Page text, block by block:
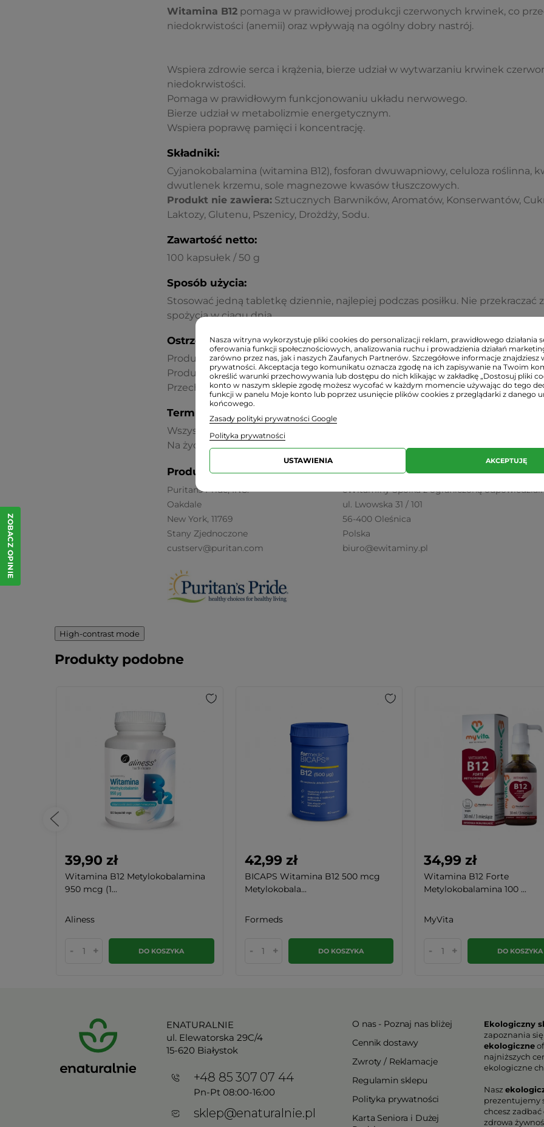
Witamina B12pomaga w prawidłowej produkcji czerwonych krwinek, co
niedokrwistości (anemii) oraz wpływają na ogólny dobry nastrój.
Wspiera zdrowie serca i krążenia, bierze udział w wytwarzaniu krwinek
niedokrwistości.
Pomaga w prawidłowym funkcjonowaniu układu nerwowego.
Bierze udział w metabolizmie energetycznym.
Wspiera poprawę pamięci i koncentrację.
Składniki:
Cyjanokobalamina (witamina B12), fosforan dwuwapniowy, celuloza roślinna,
dwutlenek krzemu, sole magnezowe kwasów tłuszczowych.
Produkt nie zawiera:Sztucznych Barwników, Aromatów, Konserwantów,
Laktozy, Glutenu, Pszenicy, Drożdży, Sodu.
Zawartość netto:
100 kapsułek / 50 g
Sposób użycia:
Stosować jedną tabletkę dziennie, najlepiej podczas posiłku. Nie przekraczać
spożycia w ciągu dnia.
Ostrzeżenia dotyczące bezpieczeństwa:
Produkt nie może być stosowany jako substytut prawidłowo zróżnicowanej
Produkt niewskazany dla kobiet w ciąży i karmiących.
Przechowywać w temperaturze pokojowej, w sposób niedostępny dla
Termin przydatności:
Wszystkie oferowane produkty są świeże o ile nie napisano inaczej w ofercie.
Na życzenie podajemy dokładny termin przydatności e-mailowo lub
Producent:
Puritans Pride, INC.
Oakdale
New York, 11769
Stany Zjednoczone
custserv@puritan.com
Podmiot odpowiedzialny:
eWitaminy Spółka z ograniczoną
ul. Lwowska 31 / 101
56-400 Oleśnica
Polska
biuro@ewitaminy.pl
High-contrast mode
Produkty podobne
39,90 zł
Witamina B12 Metylokobalamina
950 mcg (1...
Aliness
- + DO KOSZYKA
42,99 zł
BICAPS Witamina B12 500 mcg
Metylokobala...
Formeds
- + DO KOSZYKA
34,99 zł
Witamina B12 Forte
Metylokobalamina 100 ...
MyVita
- + DO KOSZYKA
ENATURALNIE
ul. Elewatorska 29C/4
15-620 Białystok
+48 85 307 07 44
Pn-Pt 08:00-16:00
sklep@enaturalnie.pl
O nas - Poznaj nas bliżej
Cennik dostawy
Zwroty / Reklamacje
Regulamin sklepu
Polityka prywatności
Karta Seniora i Dużej
Ekologiczny
zapoznania
ekologiczne
najniższych
ekologiczne
Nasz
prezentujemy
chcesz zadbać
zdrowa
Nasza witryna wykorzystuje pliki cookies do personalizacji reklam, prawidłowego działania
oferowania funkcji społecznościowych, analizowania ruchu i prowadzienia działań
zarówno przez nas, jak i naszych Zaufanych Partnerów. Szczegółowe informacje znajdziesz
prywatności. Akceptacja tego komunikatu oznacza zgodę na ich zapisywanie na Twoim
określić warunki przechowywania lub dostępu do nich klikając w zakładkę „Dostosuj pliki
konto w naszym sklepie zgodę możesz wycofać w każdym momencie używając do tego
funkcji w panelu Moje konto lub poprzez usunięcie plików cookies z przeglądarki z danego
końcowego.
Zasady polityki prywatności Google
Polityka prywatności
USTAWIENIA AKCEPTUJĘ
ZOBACZ OPINIE